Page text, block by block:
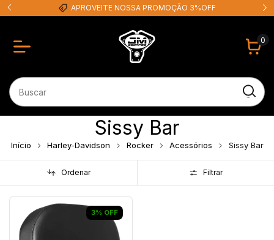
APROVEITE NOSSA PROMOÇÃO 3%OFF
0
Sissy Bar
Início Harley-Davidson Rocker Acessórios Sissy Bar
Ordenar Filtrar
3% OFF